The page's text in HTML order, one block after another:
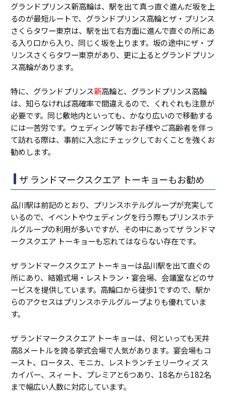
グランドプリンス新高輪は、駅を出て真っ直ぐ進んだ坂を上
るのが最短ルートで、グランドプリンス高輪とザ・プリンス
さくらタワー東京は、駅を出て右方面に進んで直ぐの所にあ
る入り口から入り、同じく坂を上ります。坂の途中にザ・プ
リンスさくらタワー東京があり、更に上るとグランドプリン
ス高輪があります。
特に、グランドプリンス新高輪と、グランドプリンス高輪
は、知らなければ高確率で間違えるので、くれぐれも注意が
必要です。同じ敷地内といっても、かなり広いので移動する
には一苦労です。ウェディング等でお子様やご高齢者を伴っ
て訪れる際は、事前に入念にチェックしておくことを強くお
勧めします。
ザ ランドマークスクエア トーキョーもお勧め
品川駅は前記のとおり、プリンスホテルグループが充実して
いるので、イベントやウェディングを行う際もプリンスホテ
ルグループの利用が多いですが、その中にあってザ ランドマ
ークスクエア トーキョーも忘れてはならない存在です。
ザ ランドマークスクエア トーキョーは品川駅を出て直ぐの
所にあり、結婚式場・ レストラン・宴会場、会議室などのサ
ービスを提供しています。高輪口から徒歩1ですので、駅か
らのアクセスはプリンスホテルグループよりも優れていま
す。
ザ ランドマークスクエア トーキョーは、何といっても天井
高8メートルを誇る挙式会場で人気があります。宴会場もコ
ースト、ロータス、モニカ、レストランチェリーウィズ ス
カイバー、スィート、プレミアと6つあり、18名から182名
まで幅広い人数に対応しています。